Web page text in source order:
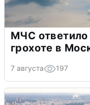
МЧС
грохоте в
7 августа 197